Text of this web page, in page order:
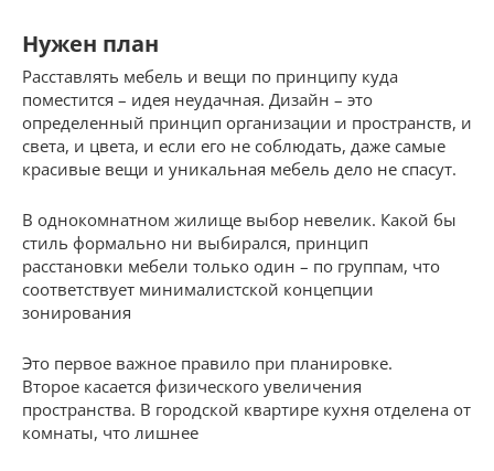
Нужен план
Расставлять мебель и вещи по принципу куда
поместится – идея неудачная. Дизайн – это
определенный принцип организации и пространств, и
света, и цвета, и если его не соблюдать, даже самые
красивые вещи и уникальная мебель дело не спасут.
В однокомнатном жилище выбор невелик. Какой бы
стиль формально ни выбирался, принцип
расстановки мебели только один – по группам, что
соответствует минималистской концепции
зонирования
Это первое важное правило при планировке.
Второе касается физического увеличения
пространства. В городской квартире кухня отделена от
комнаты, что лишнее